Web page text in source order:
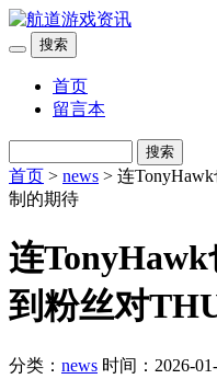
搜索
首页
留言本
搜索
首页 > news > 连
制的期待
连
到粉丝对
分类： news 时间：2026-